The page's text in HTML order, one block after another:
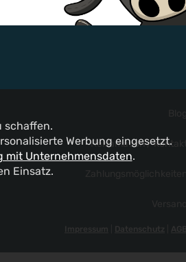
Reklamation / Kontakt
Impressum Datenschutz AGB
schaffen.
Werbung eingesetzt.
mit Unternehmensdaten.
Einsatz.